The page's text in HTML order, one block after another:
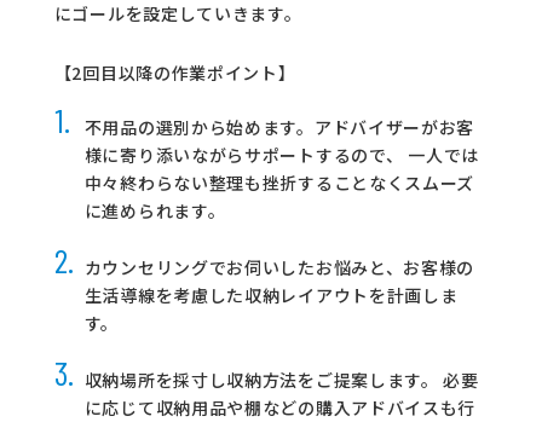
にゴールを設定していきます。
【2回目以降の作業ポイント】
1.
不用品の選別から始めます。アドバイザーがお客
様に寄り添いながらサポートするので、
一人では
中々終わらない整理も挫折することなくスムーズ
に進められます。
2. カウンセリングでお伺いしたお悩みと、お客様の
生活導線を考慮した収納レイアウトを計画しま
す。
3. 収納場所を採寸し収納方法をご提案します。
必要
に応じて収納用品や棚などの購入アドバイスも行